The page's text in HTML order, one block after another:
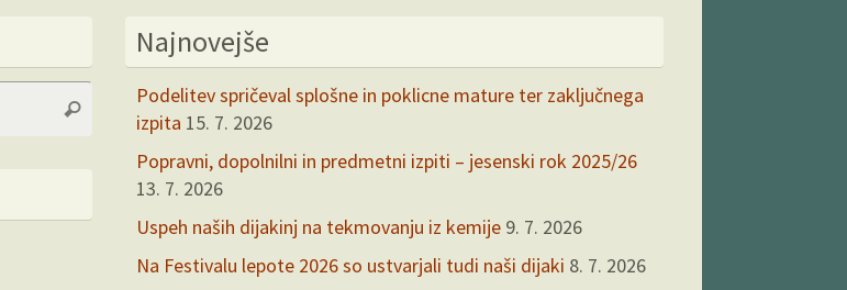
Search
Search
Najnovejše
Podelitev spričeval splošne in poklicne mature ter zaključnega
izpita 15. 7. 2026
Popravni, dopolnilni in predmetni izpiti – jesenski rok 2025/26
13. 7. 2026
Uspeh naših dijakinj na tekmovanju iz kemije 9. 7. 2026
Na Festivalu lepote 2026 so ustvarjali tudi naši dijaki 8. 7. 2026